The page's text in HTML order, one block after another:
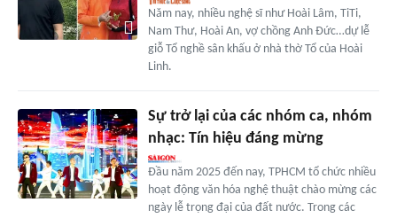
Năm nay, nhiều nghệ sĩ như Hoài Lâm, TiTi,
Nam Thư, Hoài An, vợ chồng Anh Đức…dự lễ
giỗ Tổ nghề sân khấu ở nhà thờ Tổ của Hoài
Linh.
Sự trở lại của các nhóm ca, nhóm
nhạc: Tín hiệu đáng mừng
Đầu năm 2025 đến nay, TPHCM tổ chức nhiều
hoạt động văn hóa nghệ thuật chào mừng các
ngày lễ trọng đại của đất nước. Trong các